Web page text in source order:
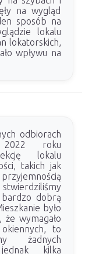
na wygląd
sposób na
lokalu
lokatorskich,
wpływu na
odbiorach
roku
lokalu
takich jak
bardzo dobrą
było
wymagało
to
żadnych
jednak kilka